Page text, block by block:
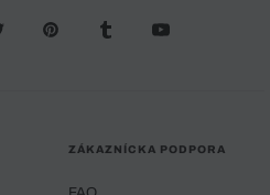
ZÁKAZNÍCKA PODPORA